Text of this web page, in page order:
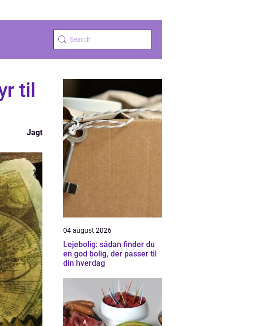
til
Jagt
04 august 2026
Lejebolig: sådan finder du
en god bolig, der passer til
din hverdag